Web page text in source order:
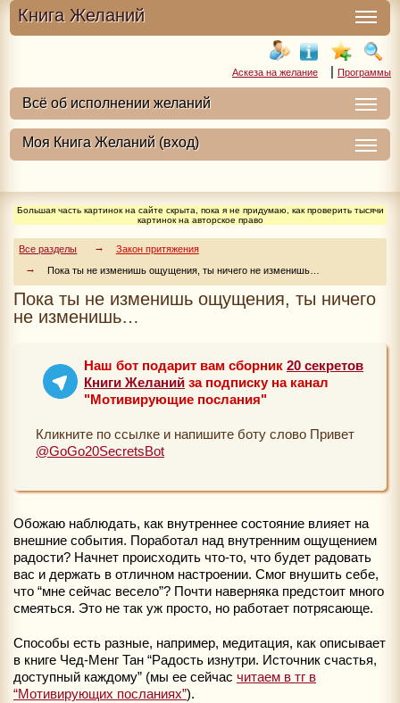
Книга Желаний
Аскеза на желание | Программы
Большая часть картинок на сайте скрыта, пока я не придумаю, как проверить тысячи
картинок на авторское право
Все разделы
Закон притяжения
Пока ты не изменишь ощущения, ты ничего не изменишь…
Пока ты не изменишь ощущения, ты ничего
не изменишь…
Наш бот подарит вам сборник 20 секретов
Книги Желаний за подписку на канал
"Мотивирующие послания"
Кликните по ссылке и напишите боту слово Привет
@GoGo20SecretsBot
Обожаю наблюдать, как внутреннее состояние влияет на
внешние события. Поработал над внутренним ощущением
радости? Начнет происходить что-то, что будет радовать
вас и держать в отличном настроении. Смог внушить себе,
что “мне сейчас весело”? Почти наверняка предстоит много
смеяться. Это не так уж просто, но работает потрясающе.
Способы есть разные, например, медитация, как описывает
в книге Чед-Менг Тан “Радость изнутри. Источник счастья,
доступный каждому” (мы ее сейчас читаем в тг в
“Мотивирующих посланиях”).